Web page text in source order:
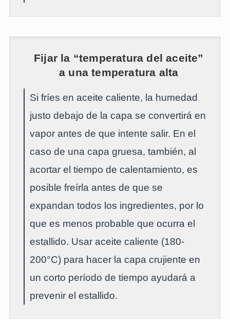
Fijar la “temperatura del aceite”
a una temperatura alta
Si fríes en aceite caliente, la humedad
justo debajo de la capa se convertirá en
vapor antes de que intente salir. En el
caso de una capa gruesa, también, al
acortar el tiempo de calentamiento, es
posible freírla antes de que se
expandan todos los ingredientes, por lo
que es menos probable que ocurra el
estallido. Usar aceite caliente (180-
200°C) para hacer la capa crujiente en
un corto período de tiempo ayudará a
prevenir el estallido.